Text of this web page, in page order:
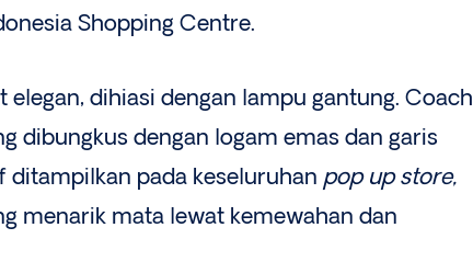
Shopping Centre.
elegan, dihiasi dengan lampu gantung. Coach
dibungkus dengan logam emas dan garis
pada keseluruhan pop up store,
menarik mata lewat kemewahan dan